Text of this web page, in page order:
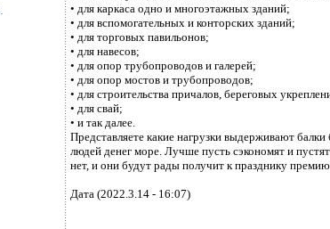
• для каркаса одно и многоэтажных зданий;
• для вспомогательных и конторских зданий;
• для торговых павильонов;
• для навесов;
• для опор трубопроводов и галерей;
• для опор мостов и трубопроводов;
• для строительства причалов, береговых
• для свай;
• и так далее.
Представляете какие нагрузки выдерживают
людей денег море. Лучше пусть сэкономят и
нет, и они будут рады получит к празднику
Дата (2022.3.14 - 16:07)